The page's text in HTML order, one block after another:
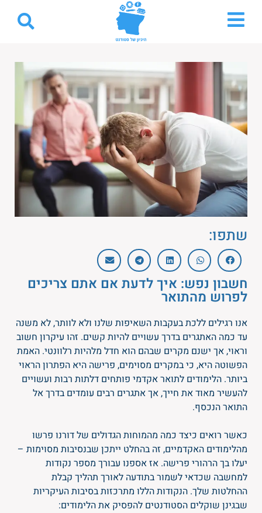
שתפו:
חשבון נפש: איך לדעת אם אתם צריכים
לפרוש מהתואר
אנו רגילים ללכת בעקבות השאיפות שלנו ולא לוותר, לא משנה
עד כמה האתגרים בדרך עשויים להיות קשים. זהו עיקרון חשוב
וראוי, אך ישנם מקרים שבהם הוא חדל מלהיות רלוונטי. האמת
הפשוטה היא, כי במקרים מסוימים, פרישה היא הפתרון הראוי
ביותר. הלימודים לתואר אקדמי פותחים דלתות רבות ועשויים
להעשיר מאוד את חייך, אך אתגרים רבים עומדים בדרך אל
התואר הנכסף.
כאשר רואים כיצד כמה מהמוחות הגדולים של דורנו פרשו
מהלימודים האקדמיים, זה בהחלט ייתכן שבנסיבות מסוימות –
יעלו בך הרהורי פרישה. אז אספנו עבורך מספר נקודות
למחשבה שכדאי לשמור בתודעה לאורך תהליך קבלת
ההחלטות שלך. הנקודות הללו מתרכזות בסיבות העיקריות
שבגינן שוקלים הסטודנטים להפסיק את הלימודים: